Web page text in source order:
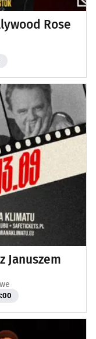
Rose
Januszem